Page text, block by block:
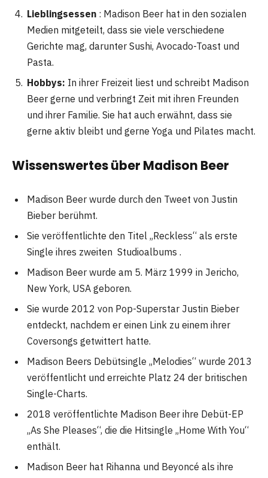
Lieblingsessen : Madison Beer hat in den sozialen
Medien mitgeteilt, dass sie viele verschiedene
Gerichte mag, darunter Sushi, Avocado-Toast und
Pasta.
Hobbys: In ihrer Freizeit liest und schreibt Madison
Beer gerne und verbringt Zeit mit ihren Freunden
und ihrer Familie. Sie hat auch erwähnt, dass sie
gerne aktiv bleibt und gerne Yoga und Pilates macht.
Wissenswertes über Madison Beer
Madison Beer wurde durch den Tweet von Justin
Bieber berühmt.
Sie veröffentlichte den Titel „Reckless“ als erste
Single ihres zweiten Studioalbums .
Madison Beer wurde am 5. März 1999 in Jericho,
New York, USA geboren.
Sie wurde 2012 von Pop-Superstar Justin Bieber
entdeckt, nachdem er einen Link zu einem ihrer
Coversongs getwittert hatte.
Madison Beers Debütsingle „Melodies“ wurde 2013
veröffentlicht und erreichte Platz 24 der britischen
Single-Charts.
2018 veröffentlichte Madison Beer ihre Debüt-EP
„As She Pleases“, die die Hitsingle „Home With You“
enthält.
Madison Beer hat Rihanna und Beyoncé als ihre